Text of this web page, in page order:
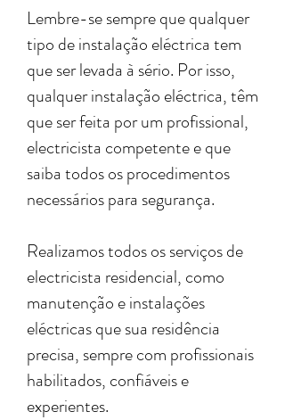
Lembre-se sempre que qualquer
tipo de instalação eléctrica tem
que ser levada à sério. Por isso,
qualquer instalação eléctrica, têm
que ser feita por um profissional,
electricista competente e que
saiba todos os procedimentos
necessários para segurança.
Realizamos todos os serviços de
electricista residencial, como
manutenção e instalações
eléctricas que sua residência
precisa, sempre com profissionais
habilitados, confiáveis e
experientes.